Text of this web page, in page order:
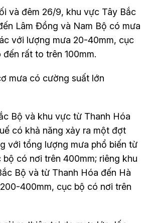
và đêm 26/9, khu vực Tây Bắc
Lâm Đồng và Nam Bộ có mưa
với lượng mưa 20-40mm, cục
rất to trên 100mm.
mưa có cường suất lớn
Bộ và khu vực từ Thanh Hóa
có khả năng xảy ra một đợt
với tổng lượng mưa phổ biến từ
có nơi trên 400mm; riêng khu
Bộ và từ Thanh Hóa đến Hà
400mm, cục bộ có nơi trên